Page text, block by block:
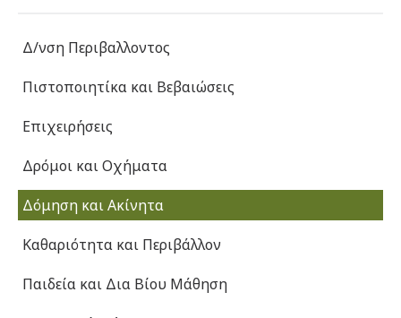
Δ/νση Περιβαλλοντος
Πιστοποιητίκα και Βεβαιώσεις
Επιχειρήσεις
Δρόμοι και Οχήματα
Δόμηση και Ακίνητα
Καθαριότητα και Περιβάλλον
Παιδεία και Δια Βίου Μάθηση